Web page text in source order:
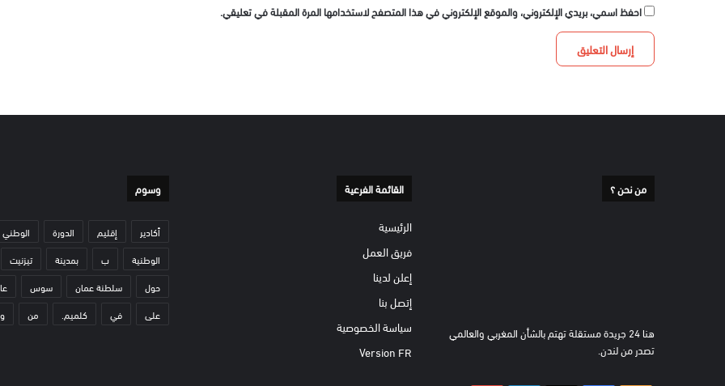
احفظ اسمي، بريدي الإلكتروني، والموقع الإلكتروني في هذا المتصفح لاستخدامها المرة المقبلة في تعليقي.
من نحن ؟
هنا 24 جريدة مستقلة تهتم بالشأن المغربي والعالمي
تصدر من لندن.
القائمة الفرعية
الرئيسية
فريق العمل
إعلن لدينا
إتصل بنا
سياسة الخصوصية
Version FR
وسوم
أكادير إقليم الدورة
الوطني
الوطنية
ب بمدينة تيزنيت
حول
سلطنة عمان سوس
على
في كلميم. من و